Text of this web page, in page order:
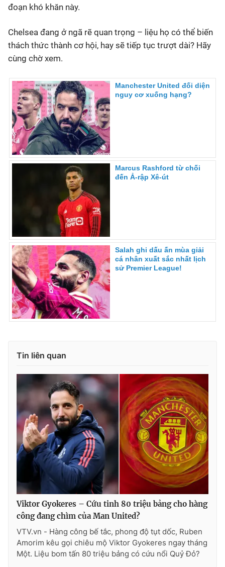
đoạn khó khăn này.
Chelsea đang ở ngã rẽ quan trọng – liệu họ có thể biến
thách thức thành cơ hội, hay sẽ tiếp tục trượt dài? Hãy
cùng chờ xem.
Manchester United đối diện
nguy cơ xuống hạng?
Marcus Rashford từ chối
đến Ả-rập Xê-út
Salah ghi dấu ấn mùa giải
cá nhân xuất sắc nhất lịch
sử Premier League!
Tin liên quan
Viktor Gyokeres – Cứu tinh 80 triệu bảng cho hàng
công đang chìm của Man United?
VTV.vn - Hàng công bế tắc, phong độ tụt dốc, Ruben
Amorim kêu gọi chiêu mộ Viktor Gyokeres ngay tháng
Một. Liệu bom tấn 80 triệu bảng có cứu nổi Quỷ Đỏ?